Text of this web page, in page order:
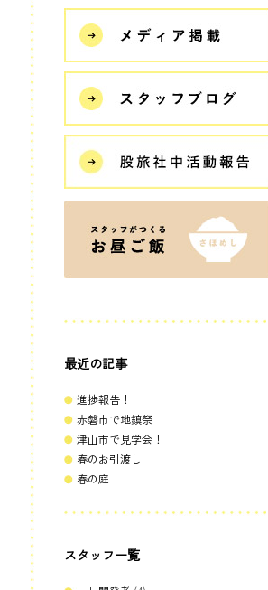
最近の記事
進捗報告！
赤磐市で地鎮祭
津山市で見学会！
春のお引渡し
春の庭
スタッフ一覧